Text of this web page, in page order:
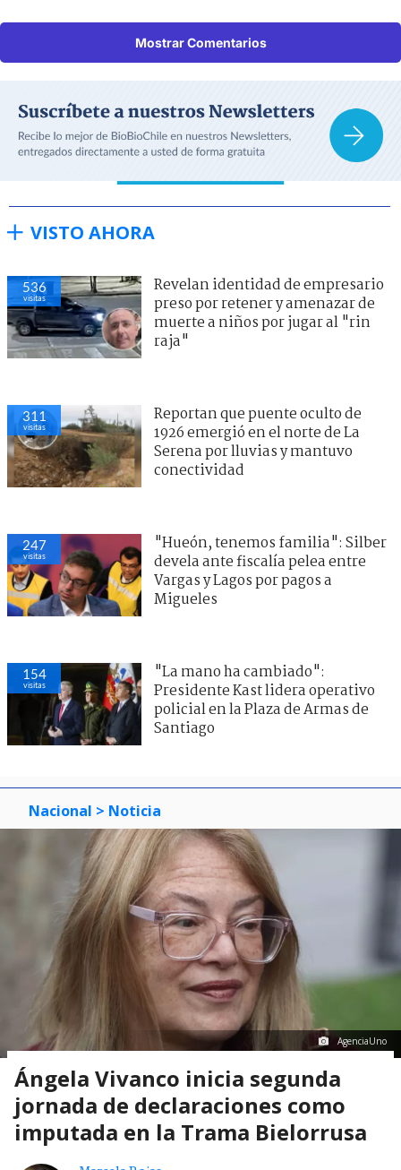
Mostrar Comentarios
VISTO AHORA
536
visitas
Revelan identidad de empresario
preso por retener y amenazar de
muerte a niños por jugar al "rin
raja"
311
visitas
Reportan que puente oculto de
1926 emergió en el norte de La
Serena por lluvias y mantuvo
conectividad
247
visitas
"Hueón, tenemos familia": Silber
devela ante fiscalía pelea entre
Vargas y Lagos por pagos a
Migueles
154
visitas
"La mano ha cambiado":
Presidente Kast lidera operativo
policial en la Plaza de Armas de
Santiago
Nacional > Noticia
AgenciaUno
Ángela Vivanco inicia segunda
jornada de declaraciones como
imputada en la Trama Bielorrusa